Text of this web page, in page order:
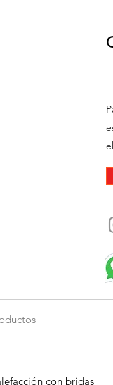
con bridas